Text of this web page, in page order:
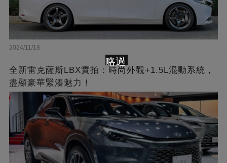
2024/11/18
全新雷克薩斯LBX實拍：時尚外觀+1.5L混動系統，
盡顯豪華緊湊魅力！
略過